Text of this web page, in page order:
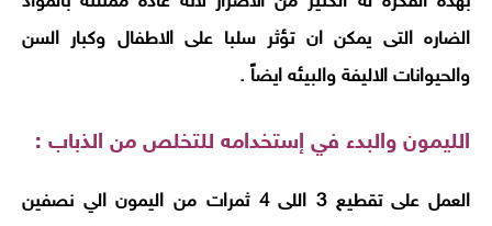
الضاره التى يمكن ان تؤثر سلبا على الاطفال وكبار السن
والحيوانات الاليفة والبيئه ايضاً .
الليمون والبدء في إستخدامه للتخلص من الذباب :
العمل على تقطيع 3 اللى 4 ثمرات من اليمون الي نصفين